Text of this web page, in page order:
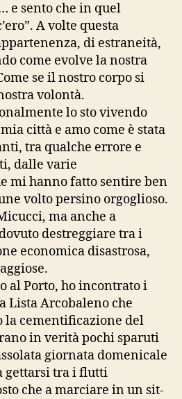
e sento che in quel
A volte questa
di estraneità,
come evolve la nostra
se il nostro corpo si
volontà.
lo sto vivendo
città e amo come è stata
tra qualche errore e
dalle varie
mi hanno fatto sentire ben
volto persino orgoglioso.
ma anche a
destreggiare tra i
economica disastrosa,
al Porto, ho incontrato i
Lista Arcobaleno che
la cementificazione del
in verità pochi sparuti
giornata domenicale
gettarsi tra i flutti
che a marciare in un sit-